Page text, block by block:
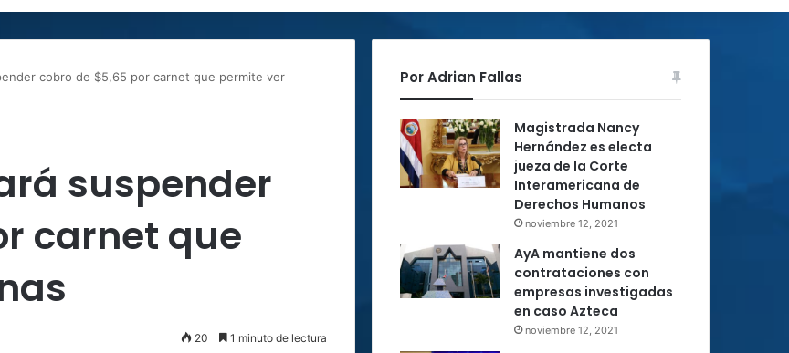
cobro de $5,65 por carnet que permite ver
suspender
carnet que
20 1 minuto de lectura
Por Adrian Fallas
Magistrada Nancy
Hernández es electa
jueza de la Corte
Interamericana de
Derechos Humanos
noviembre 12, 2021
AyA mantiene dos
contrataciones con
empresas investigadas
en caso Azteca
noviembre 12, 2021